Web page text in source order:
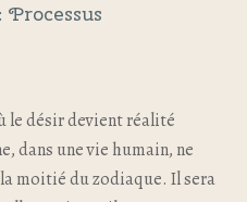
le désir devient réalité
dans une vie humain, ne
moitié du zodiaque. Il sera